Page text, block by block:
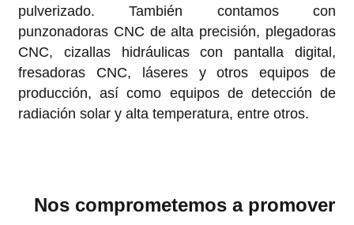
pulverizado. También contamos con
punzonadoras CNC de alta precisión, plegadoras
CNC, cizallas hidráulicas con pantalla digital,
fresadoras CNC, láseres y otros equipos de
producción, así como equipos de detección de
radiación solar y alta temperatura, entre otros.
Nos comprometemos a promover